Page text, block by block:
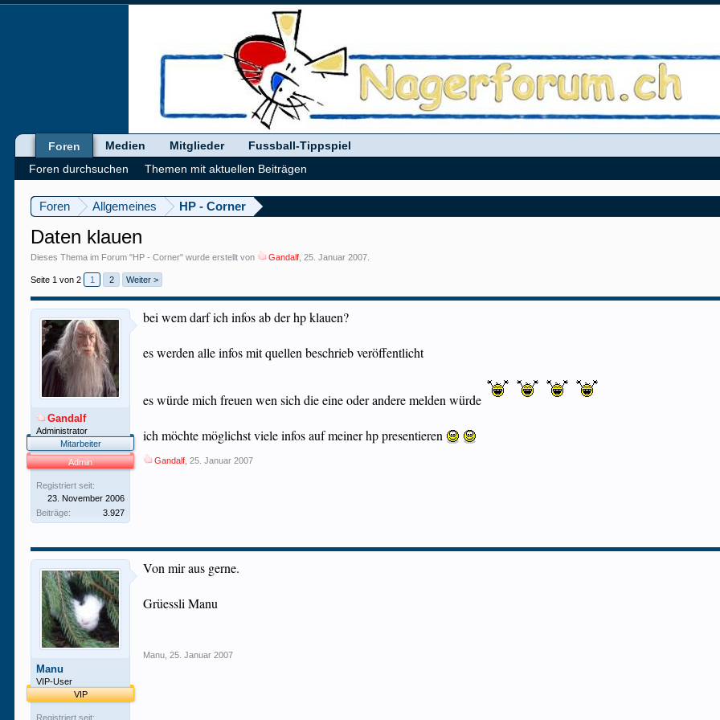
Foren Allgemeines HP - Corner
Daten klauen
Dieses Thema im Forum "HP - Corner" wurde erstellt von Gandalf ,25. Januar 2007
Seite 1 von 2 1 2 Weiter >
Gandalf
Administrator
Mitarbeiter
Admin
Registriert seit:
23. November 2006
Beiträge:
3.927
bei wem darf ich infos ab der hp klauen?
es werden alle infos mit quellen beschrieb veröffentlicht
es würde mich freuen wen sich die eine oder andere melden würde
ich möchte möglichst viele infos auf meiner hp presentieren
Gandalf 25. Januar 2007
Manu
VIP-User
VIP
Registriert seit:
Von mir aus gerne.
Grüessli Manu
Manu 25. Januar 2007
Foren
Foren durchsuchen
Themen mit aktuellen Beiträgen
Medien Mitglieder Fussball-Tippspiel